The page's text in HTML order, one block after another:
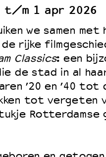
Israël
vrijheid –
t/m 1 apr 2026
we samen
rijke
Classics: een
de stad in al
’20 en ’40 tot
tot vergeten
Rotterdamse